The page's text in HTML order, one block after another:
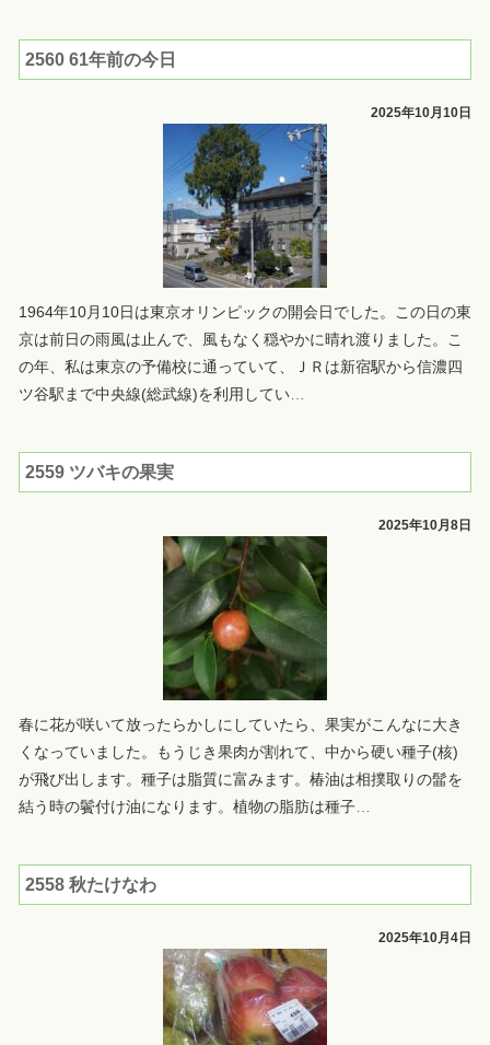
2560 61年前の今日
2025年10月10日
1964年10月10日は東京オリンピックの開会日でした。この日の東
京は前日の雨風は止んで、風もなく穏やかに晴れ渡りました。こ
の年、私は東京の予備校に通っていて、ＪＲは新宿駅から信濃四
ツ谷駅まで中央線(総武線)を利用してい…
2559 ツバキの果実
2025年10月8日
春に花が咲いて放ったらかしにしていたら、果実がこんなに大き
くなっていました。もうじき果肉が割れて、中から硬い種子(核)
が飛び出します。種子は脂質に富みます。椿油は相撲取りの髷を
結う時の鬢付け油になります。植物の脂肪は種子…
2558 秋たけなわ
2025年10月4日